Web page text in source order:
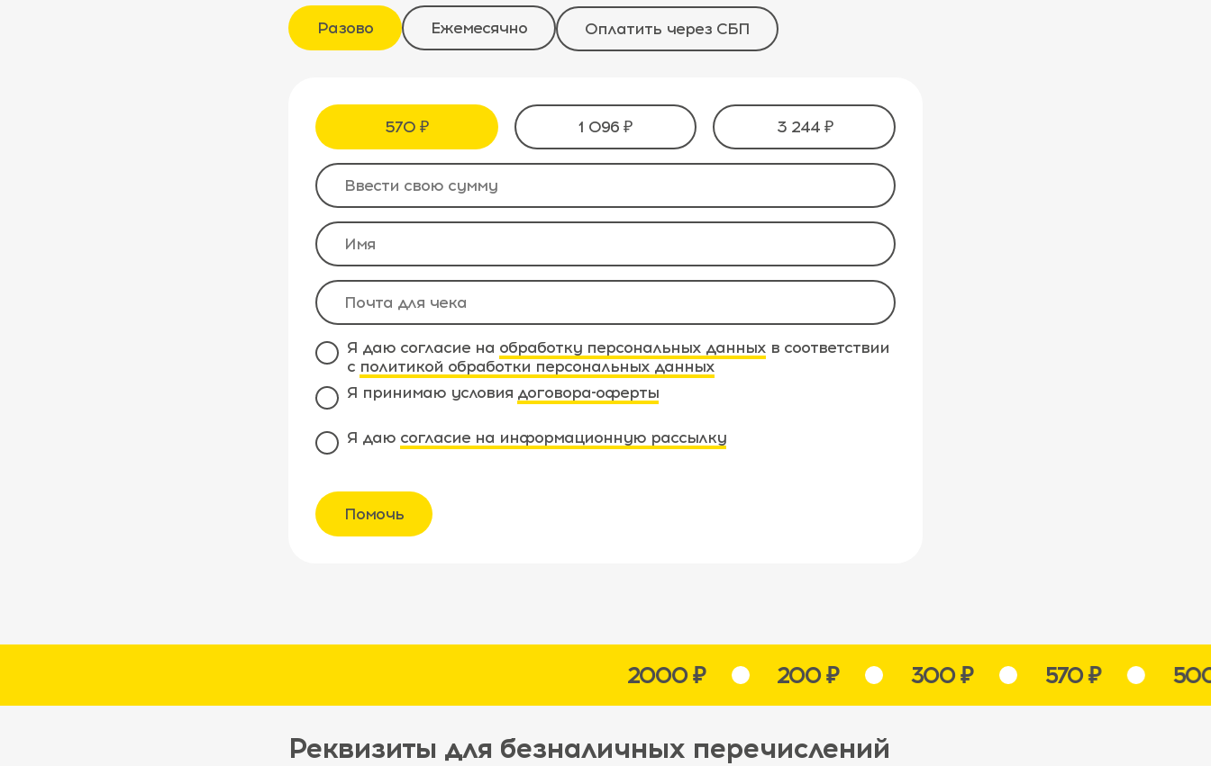
Разово Ежемесячно Оплатить через СБП
570 ₽ 1 096 ₽ 3 244 ₽
Я даю согласие на обработку персональных данных в соответствии
с политикой обработки персональных данных
Я принимаю условия договора-оферты
Я даю согласие на информационную рассылку
Помочь
2000 ₽ 200 ₽ 300 ₽ 570 ₽ 500 ₽
Реквизиты для безналичных перечислений